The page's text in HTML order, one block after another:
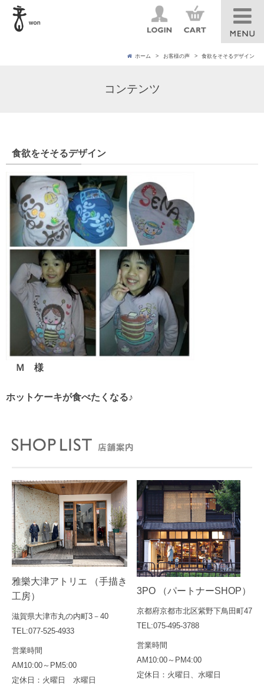
ホーム お客様の声 食欲をそそるデザイン
コンテンツ
食欲をそそるデザイン
Ｍ 様
ホットケーキが食べたくなる♪
雅樂大津アトリエ （手描き
工房）
滋賀県大津市丸の内町3－40
TEL:077-525-4933
営業時間
AM10:00～PM5:00
定休日：火曜日 水曜日
3PO （パートナーSHOP）
京都府京都市北区紫野下鳥田町47
TEL:075-495-3788
営業時間
AM10:00～PM4:00
定休日：火曜日、水曜日